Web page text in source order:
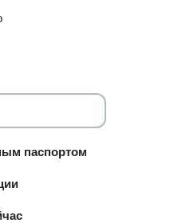
паспортом